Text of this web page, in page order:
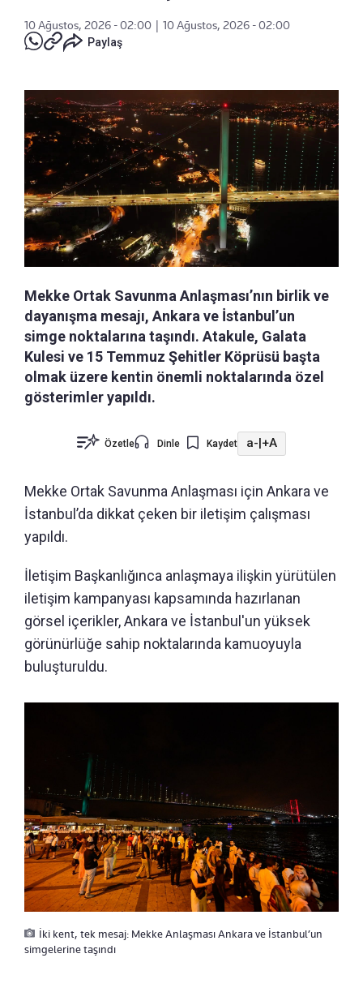
10 Ağustos, 2026 - 02:00
10 Ağustos, 2026 - 02:00
Paylaş
Mekke Ortak Savunma Anlaşması’nın birlik ve
dayanışma mesajı, Ankara ve İstanbul’un
simge noktalarına taşındı. Atakule, Galata
Kulesi ve 15 Temmuz Şehitler Köprüsü başta
olmak üzere kentin önemli noktalarında özel
gösterimler yapıldı.
Özetle Dinle Kaydet a- +A
Mekke Ortak Savunma Anlaşması için Ankara ve
İstanbul’da dikkat çeken bir iletişim çalışması
yapıldı.
İletişim Başkanlığınca anlaşmaya ilişkin yürütülen
iletişim kampanyası kapsamında hazırlanan
görsel içerikler, Ankara ve İstanbul'un yüksek
görünürlüğe sahip noktalarında kamuoyuyla
buluşturuldu.
İki kent, tek mesaj: Mekke Anlaşması Ankara ve İstanbul’un
simgelerine taşındı